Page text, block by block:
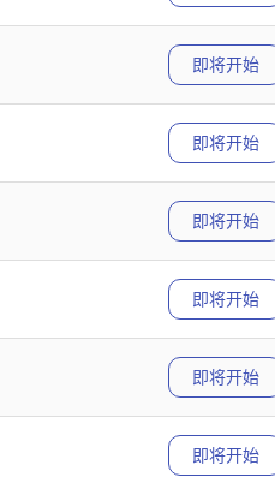
即将开始
即将开始
即将开始
即将开始
即将开始
即将开始